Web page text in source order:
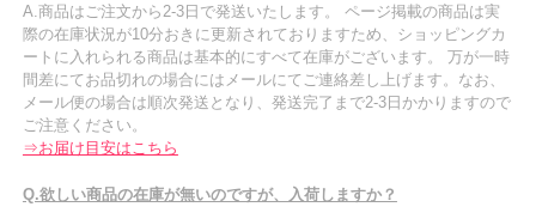
A.商品はご注文から2-3日で発送いたします。 ページ掲載の商品は実
際の在庫状況が10分おきに更新されておりますため、ショッピングカ
ートに入れられる商品は基本的にすべて在庫がございます。 万が一時
間差にてお品切れの場合にはメールにてご連絡差し上げます。なお、
メール便の場合は順次発送となり、発送完了まで2-3日かかりますので
ご注意ください。
⇒お届け目安はこちら
Q.欲しい商品の在庫が無いのですが、入荷しますか？